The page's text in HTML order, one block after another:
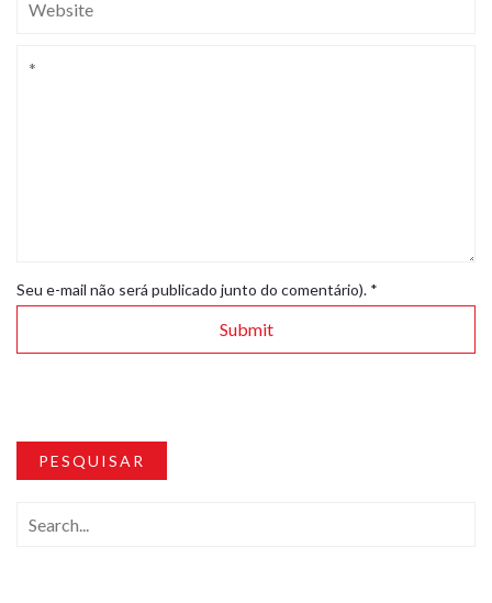
Seu e-mail não será publicado junto do comentário). *
PESQUISAR